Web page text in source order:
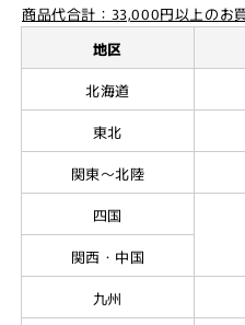
商品代合計：33,000円以上のお
地区
北海道
東北
関東～北陸
四国
関西・中国
九州